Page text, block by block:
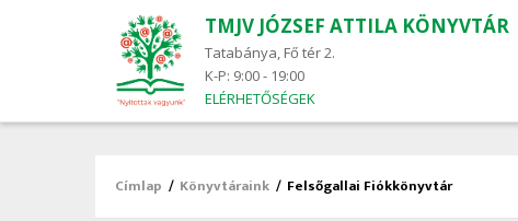
TMJV JÓZSEF ATTILA KÖNYVTÁR
Tatabánya, Fő tér 2.
K-P: 9:00 - 19:00
ELÉRHETŐSÉGEK
Main
navigation
Morzsa
Címlap / Könyvtáraink / Felsőgallai Fiókkönyvtár